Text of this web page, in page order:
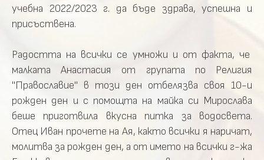
учебна 2022/2023 г. да бъде здрава, успешна и
присъствена.
Радостта на всички се умножи и от факта, че
малката Анастасия от групата по Религия
"Православие" в този ден отбелязва своя 10-и
рожден ден и с помощта на майка си Мирослава
беше приготвила вкусна питка за водосвета.
Отец Иван прочете на Ая, както всички я наричат,
молитва за рожден ден, а от името на всички г-жа